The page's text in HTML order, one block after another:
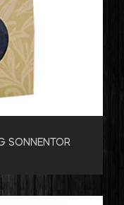
SONNENTOR